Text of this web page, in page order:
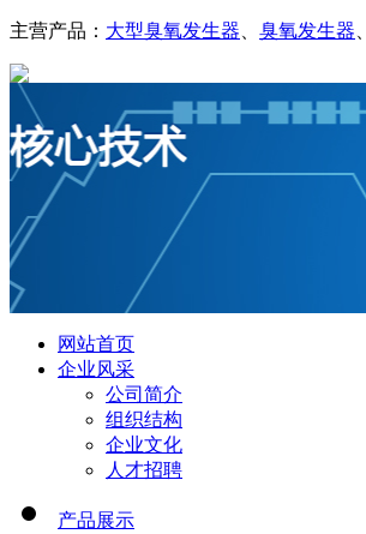
主营产品： 大型臭氧发生器 臭氧发生器
网站首页
企业风采
公司简介
组织结构
企业文化
人才招聘
产品展示